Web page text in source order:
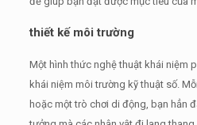
thiết kế môi trường
Một hình thức nghệ thuật khái niệm
khái niệm môi trường kỹ thuật số.
hoặc một trò chơi di động, bạn hẳn